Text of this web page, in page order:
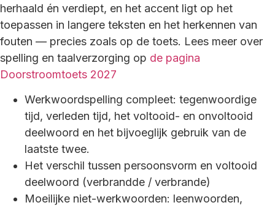
herhaald én verdiept, en het accent ligt op het
toepassen in langere teksten en het herkennen van
fouten — precies zoals op de toets. Lees meer over
spelling en taalverzorging op de pagina
Doorstroomtoets 2027
Werkwoordspelling compleet: tegenwoordige
tijd, verleden tijd, het voltooid- en onvoltooid
deelwoord en het bijvoeglijk gebruik van de
laatste twee.
Het verschil tussen persoonsvorm en voltooid
deelwoord (verbrandde / verbrande)
Moeilijke niet-werkwoorden: leenwoorden,